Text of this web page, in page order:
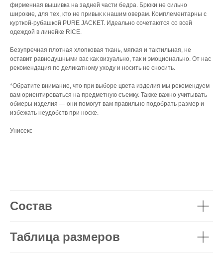
фирменная вышивка на задней части бедра. Брюки не сильно
широкие, для тех, кто не привык к нашим оверам. Комплементарны с
курткой-рубашкой PURE JACKET. Идеально сочетаются со всей
одеждой в линейке RICE.
Безупречная плотная хлопковая ткань, мягкая и тактильная, не
оставит равнодушными вас как визуально, так и эмоционально. От нас
рекомендация по деликатному уходу и носить не сносить.
*Обратите внимание, что при выборе цвета изделия мы рекомендуем
вам ориентироваться на предметную съемку. Также важно учитывать
обмеры изделия — они помогут вам правильно подобрать размер и
избежать неудобств при носке.
Унисекс
Состав
Таблица размеров